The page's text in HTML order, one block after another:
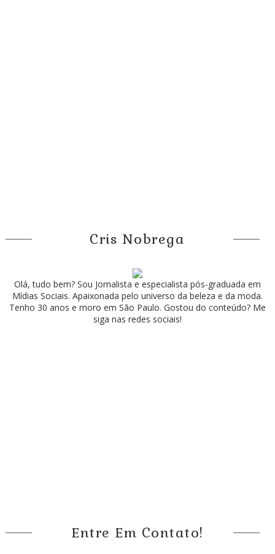
Cris Nobrega
Olá, tudo bem? Sou Jornalista e especialista pós-graduada em
Mídias Sociais. Apaixonada pelo universo da beleza e da moda.
Tenho 30 anos e moro em São Paulo. Gostou do conteúdo? Me
siga nas redes sociais!
Entre Em Contato!